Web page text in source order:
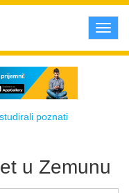
poznati
u Zemunu